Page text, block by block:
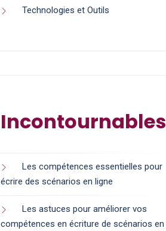
Technologies et Outils
Incontournables
Les compétences essentielles pour
écrire des scénarios en ligne
Les astuces pour améliorer vos
compétences en écriture de scénarios en